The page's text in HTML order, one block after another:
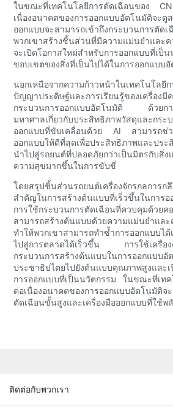
ในขณะที่เทคโนโลยีการตัดเฉือนของ
เนื่องอนาคตของการออกแบบอัตโนมัติจ
ออกแบบจะสามารถเข้าถึงกระบวนการตัด
พวกเขาสร้างชิ้นส่วนที่มีความแม่นยำแล
จะเปิดโอกาสใหม่สำหรับการออกแบบที่เป็
ขอบเขตของสิ่งที่เป็นไปได้ในการออกแบบ
นอกเหนือจากความก้าวหน้าในเทคโนโลยี
ปัญญาประดิษฐ์และการเรียนรู้ของเครื่องมี
กระบวนการออกแบบอัตโนมัติ ด้วยกา
มหาศาลเกี่ยวกับประสิทธิภาพวัสดุและกระ
ออกแบบที่ขับเคลื่อนด้วย AI สามารถช่ว
ออกแบบให้ดีที่สุดเพื่อประสิทธิภาพและป
นำไปสู่รถยนต์ที่ปลอดภัยกว่าเป็นมิตรกับสิ่
ความสุขมากขึ้นในการขับขี่
โดยสรุปชิ้นส่วนรถยนต์เครื่องจักรกลการ
สำคัญในการสร้างต้นแบบที่เร็วขึ้นในกา
การใช้กระบวนการตัดเฉือนที่ควบคุมด้วยค
สามารถสร้างต้นแบบด้วยความแม่นยำและ
ทำให้พวกเขาสามารถทำซ้ำการออกแบบ
ไปสู่การตลาดได้เร็วขึ้น การใช้เครื่อง
กระบวนการสร้างต้นแบบในการออกแบบอั
ประชาธิปไตยไปยังต้นแบบคุณภาพสูงและ
การออกแบบที่เป็นนวัตกรรม ในขณะที่เท
ต่อเนื่องอนาคตของการออกแบบอัตโนมัติจ
ตัดเฉือนขั้นสูงและเครื่องมือออกแบบที่ใช้พ
ติดต่อกับพวกเรา